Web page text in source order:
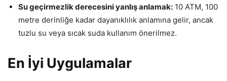
Su geçirmezlik derecesini yanlış anlamak: 10 ATM, 100
metre derinliğe kadar dayanıklılık anlamına gelir, ancak
tuzlu su veya sıcak suda kullanım önerilmez.
En İyi Uygulamalar